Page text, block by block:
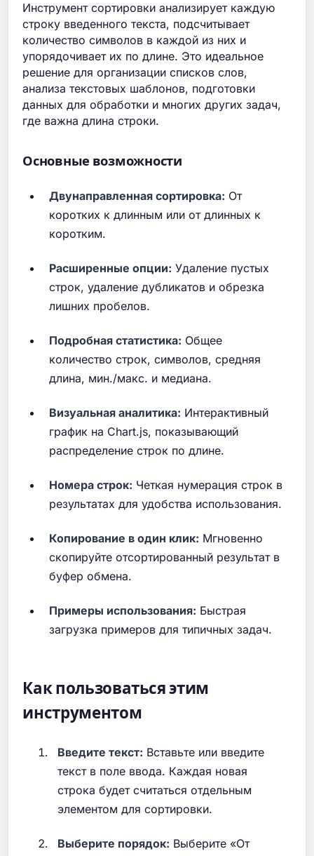
Инструмент сортировки анализирует каждую
строку введенного текста, подсчитывает
количество символов в каждой из них и
упорядочивает их по длине. Это идеальное
решение для организации списков слов,
анализа текстовых шаблонов, подготовки
данных для обработки и многих других задач,
где важна длина строки.
Основные возможности
Двунаправленная сортировка: От
коротких к длинным или от длинных к
коротким.
Расширенные опции: Удаление пустых
строк, удаление дубликатов и обрезка
лишних пробелов.
Подробная статистика: Общее
количество строк, символов, средняя
длина, мин./макс. и медиана.
Визуальная аналитика: Интерактивный
график на Chart.js, показывающий
распределение строк по длине.
Номера строк: Четкая нумерация строк в
результатах для удобства использования.
Копирование в один клик: Мгновенно
скопируйте отсортированный результат в
буфер обмена.
Примеры использования: Быстрая
загрузка примеров для типичных задач.
Как пользоваться этим
инструментом
Введите текст: Вставьте или введите
текст в поле ввода. Каждая новая
строка будет считаться отдельным
элементом для сортировки.
Выберите порядок: Выберите «От